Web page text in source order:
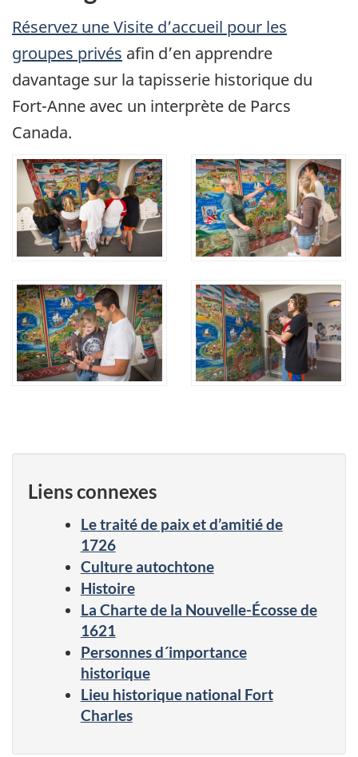
Réservez une Visite d’accueil pour les
groupes privés afin d’en apprendre
davantage sur la tapisserie historique du
Fort-Anne avec un interprète de Parcs
Canada.
Liens connexes
Le traité de paix et d’amitié de
1726
Culture autochtone
Histoire
La Charte de la Nouvelle-Écosse de
1621
Personnes d´importance
historique
Lieu historique national Fort
Charles